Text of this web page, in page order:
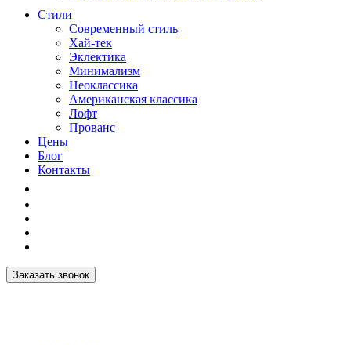
Стили
Современный стиль
Хай-тек
Эклектика
Минимализм
Неоклассика
Американская классика
Лофт
Прованс
Цены
Блог
Контакты
Заказать звонок